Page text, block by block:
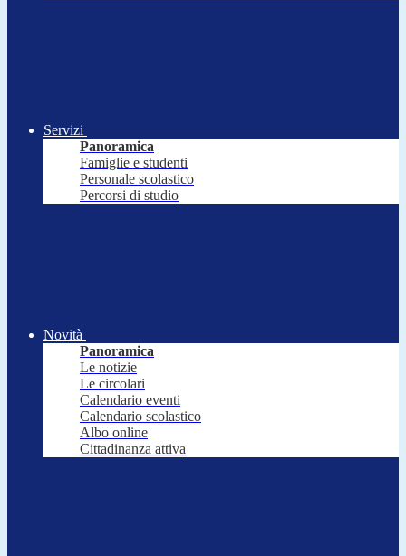
Servizi
Panoramica
Famiglie e studenti
Personale scolastico
Percorsi di studio
Novità
Panoramica
Le notizie
Le circolari
Calendario eventi
Calendario scolastico
Albo online
Cittadinanza attiva